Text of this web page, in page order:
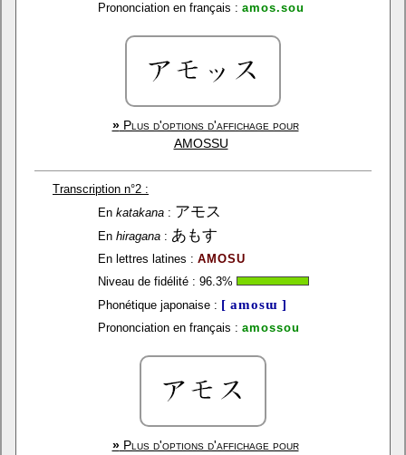
Prononciation en français : amos.sou
»Plus d'options d'affichage pour
AMOSSU
Transcription n°2 :
En katakana: アモス
En hiragana: あもす
En lettres latines : AMOSU
Niveau de fidélité : 96.3%
Phonétique japonaise : [ amosɯ ]
Prononciation en français : amossou
»Plus d'options d'affichage pour